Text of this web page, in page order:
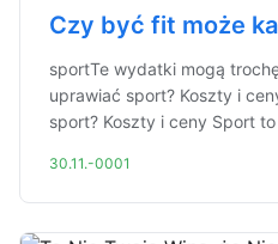
Czy być fit może
sportTe wydatki mogą
uprawiać sport? Koszty i
sport? Koszty i ceny Sport
30.11.-0001